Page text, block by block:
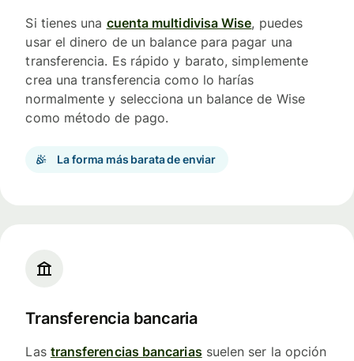
Si tienes una cuenta multidivisa Wise, puedes
usar el dinero de un balance para pagar una
transferencia. Es rápido y barato, simplemente
crea una transferencia como lo harías
normalmente y selecciona un balance de Wise
como método de pago.
La forma más barata de enviar
Transferencia bancaria
Las transferencias bancariassuelen ser la opción